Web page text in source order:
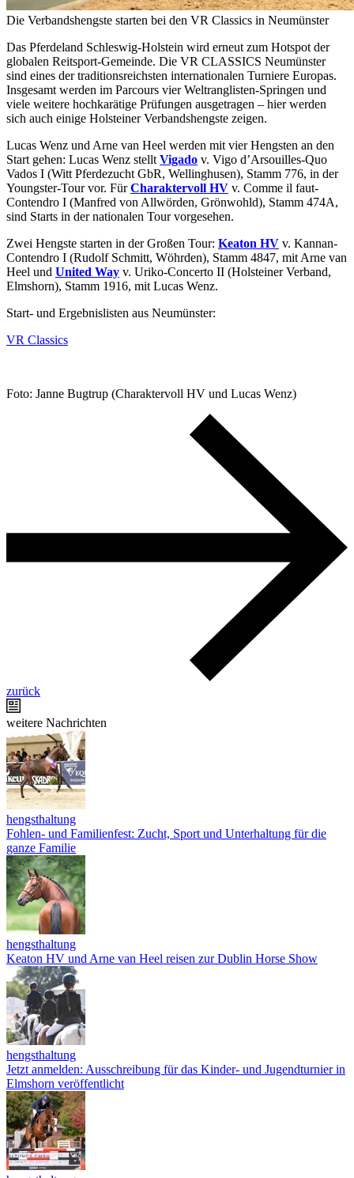
Die Verbandshengste starten bei den VR Classics in Neumünster
Das Pferdeland Schleswig-Holstein wird erneut zum Hotspot der
globalen Reitsport-Gemeinde. Die VR CLASSICS Neumünster
sind eines der traditionsreichsten internationalen Turniere Europas.
Insgesamt werden im Parcours vier Weltranglisten-Springen und
viele weitere hochkarätige Prüfungen ausgetragen – hier werden
sich auch einige Holsteiner Verbandshengste zeigen.
Lucas Wenz und Arne van Heel werden mit vier Hengsten an den
Start gehen: Lucas Wenz stellt Vigado v. Vigo d’Arsouilles-Quo
Vados I (Witt Pferdezucht GbR, Wellinghusen), Stamm 776, in der
Youngster-Tour vor. FürCharaktervoll HV v. Comme il faut-
Contendro I (Manfred von Allwörden, Grönwohld), Stamm 474A,
sind Starts in der nationalen Tour vorgesehen.
Zwei Hengste starten in der Großen Tour: Keaton HV v. Kannan-
Contendro I (Rudolf Schmitt, Wöhrden), Stamm 4847, mit Arne van
Heel und United Way v. Uriko-Concerto II (Holsteiner Verband,
Elmshorn), Stamm 1916, mit Lucas Wenz.
Start- und Ergebnislisten aus Neumünster:
VR Classics
Foto: Janne Bugtrup (Charaktervoll HV und Lucas Wenz)
zurück
weitere Nachrichten
hengsthaltung
Fohlen- und Familienfest: Zucht, Sport und Unterhaltung für die
ganze Familie
hengsthaltung
Keaton HV und Arne van Heel reisen zur Dublin Horse Show
hengsthaltung
Jetzt anmelden: Ausschreibung für das Kinder- und Jugendturnier in
Elmshorn veröffentlicht